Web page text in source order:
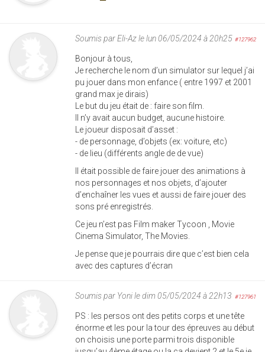
Soumis parEli-Azle lun 06/05/2024 à 20h25 #127962
Bonjour à tous,
Je recherche le nom d’un simulator sur lequel j’ai
pu jouer dans mon enfance ( entre 1997 et 2001
grand max je dirais)
Le but du jeu était de : faire son film.
Il n’y avait aucun budget, aucune histoire.
Le joueur disposait d’asset :
- de personnage, d’objets (ex: voiture, etc)
- de lieu (différents angle de de vue)
Il était possible de faire jouer des animations à
nos personnages et nos objets, d’ajouter
d’enchaîner les vues et aussi de faire jouer des
sons pré enregistrés.
Ce jeu n’est pas Film maker Tycoon , Movie
Cinema Simulator, The Movies.
Je pense que je pourrais dire que c’est bien cela
avec des captures d’écran
Soumis par Yonile dim 05/05/2024 à 22h13 #127961
PS : les persos ont des petits corps et une tête
énorme et les pour la tour des épreuves au début
on choisis une porte parmi trois disponible